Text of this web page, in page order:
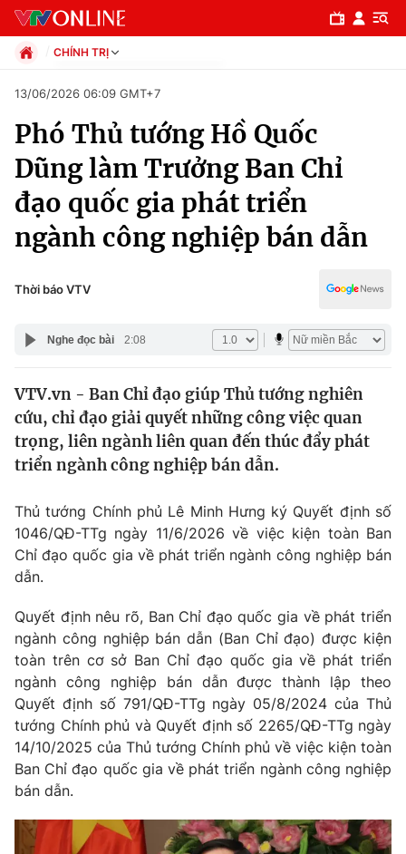
Chuyên mục
Chính trị
Xã hội
Pháp luật
Y tế
Thế giới
Tin tức
Thế giới đó đây
Câu chuyện quốc tế
Kinh tế
Thị trường
Góc doanh nghiệp
Truyền hình
Phim VTV
Hậu trường
Nhân vật
Khán giả
Giải sao mai
Điện ảnh
Âm nhạc
Sao
Đời sống
Du lịch
Làm đẹp
Chất lượng cuộc sống
Giáo dục
Tuyển sinh
Học trực tuyến
Công nghệ
Hitech Công nghệ tương lai
Sản phẩm
CHÍNH TRỊ
Xã hội
Pháp luật
Thể thao
Truyền hình
Văn hóa - Giải trí
Y tế
Công nghệ
13/06/2026 06:09 GMT+7
Phó Thủ tướng Hồ Quốc
Dũng làm Trưởng Ban Chỉ
đạo quốc gia phát triển
ngành công nghiệp bán dẫn
Thời báo VTV
Nghe đọc bài 2:08
VTV.vn - Ban Chỉ đạo giúp Thủ tướng nghiên
cứu, chỉ đạo giải quyết những công việc quan
trọng, liên ngành liên quan đến thúc đẩy phát
triển ngành công nghiệp bán dẫn.
Thủ tướng Chính phủ Lê Minh Hưng ký Quyết định số
1046/QĐ-TTg ngày 11/6/2026 về việc kiện toàn Ban
Chỉ đạo quốc gia về phát triển ngành công nghiệp bán
dẫn.
Quyết định nêu rõ, Ban Chỉ đạo quốc gia về phát triển
ngành công nghiệp bán dẫn (Ban Chỉ đạo) được kiện
toàn trên cơ sở Ban Chỉ đạo quốc gia về phát triển
ngành công nghiệp bán dẫn được thành lập theo
Quyết định số 791/QĐ-TTg ngày 05/8/2024 của Thủ
tướng Chính phủ và Quyết định số 2265/QĐ-TTg ngày
14/10/2025 của Thủ tướng Chính phủ về việc kiện toàn
Ban Chỉ đạo quốc gia về phát triển ngành công nghiệp
bán dẫn.